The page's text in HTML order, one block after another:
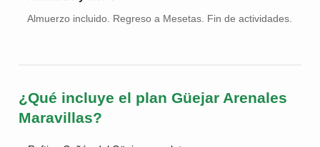
Almuerzo incluido. Regreso a Mesetas. Fin de actividades.
¿Qué incluye el plan Güejar Arenales
Maravillas?